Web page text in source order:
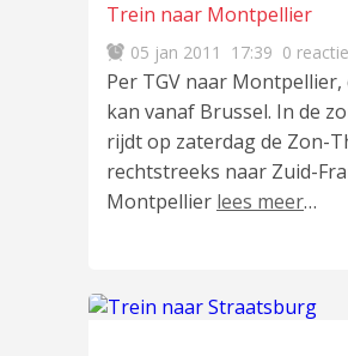
Trein naar Montpellier
05 jan 2011 17:39 0
Per TGV naar Montpellier,
kan vanaf Brussel. In de
rijdt op zaterdag de Zon-
rechtstreeks naar Zuid-
Montpellier lees meer…